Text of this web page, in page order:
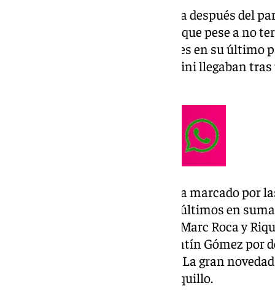
Volvía la competición doméstica después del
verdiblanco recibía a un Girona que pese a no
comienzo liguero, sumaba de tres en su
Deportivo Alavés. Los de Pellegrini llegaban
El once del técnico chileno venía marcado por
Abde y Amrabat, que fueron los últimos en
compromisos internacionales. Marc Roca y
que asentaba al argentino Valentín Gómez por
izquierdos puros de la plantilla. La gran
esperaría su turno desde el banquillo.